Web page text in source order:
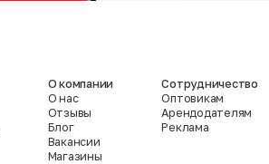
О компании
О нас
Отзывы
Блог
Вакансии
Магазины
Сотрудничество
Оптовикам
Арендодателям
Реклама